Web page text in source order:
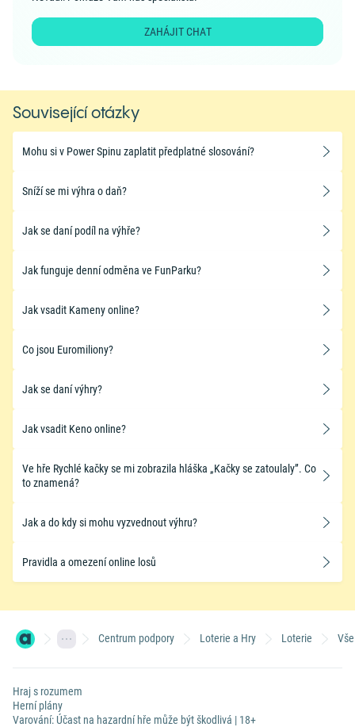
ZAHÁJIT CHAT
Související otázky
Mohu si v Power Spinu zaplatit předplatné slosování?
Sníží se mi výhra o daň?
Jak se daní podíl na výhře?
Jak funguje denní odměna ve FunParku?
Jak vsadit Kameny online?
Co jsou Euromiliony?
Jak se daní výhry?
Jak vsadit Keno online?
Ve hře Rychlé kačky se mi zobrazila hláška „Kačky se zatoulaly”. Co
to znamená?
Jak a do kdy si mohu vyzvednout výhru?
Pravidla a omezení online losů
Centrum podpory Loterie a Hry Loterie
Hraj s rozumem
Herní plány
Varování: Účast na hazardní hře může být škodlivá | 18+